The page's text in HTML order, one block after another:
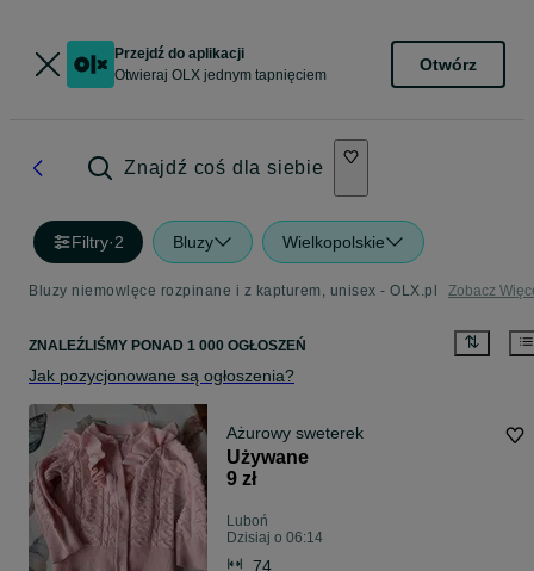
Przejdź do aplikacji
Otwieraj OLX jednym tapnięciem
Otwórz
Znajdź coś dla siebie
Filtry·2 Bluzy Wielkopolskie
Bluzy niemowlęce rozpinane i z kapturem, unisex - OLX.pl Zobacz
ZNALEŹLIŚMY PONAD 1 000 OGŁOSZEŃ
Jak pozycjonowane są ogłoszenia?
Ażurowy sweterek
Używane
9 zł
Luboń
Dzisiaj o 06:14
74